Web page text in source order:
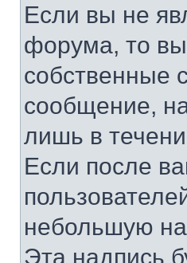
Если вы не
форума, то вы
собственные
сообщение,
лишь в
Если после
небольшую
Эта надпись